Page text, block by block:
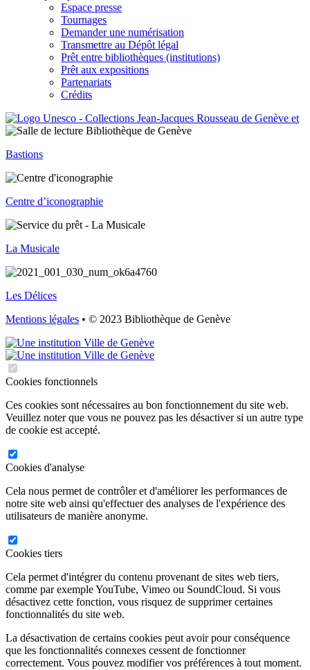
Espace presse
Tournages
Demander une numérisation
Transmettre au Dépôt légal
Prêt entre bibliothèques (institutions)
Prêt aux expositions
Partenariats
Crédits
Bastions
Centre d’iconographie
La Musicale
Les Délices
Mentions légales • © 2023 Bibliothèque de Genève
Cookies fonctionnels
Ces cookies sont nécessaires au bon fonctionnement du site web.
Veuillez noter que vous ne pouvez pas les désactiver si un autre type
de cookie est accepté.
Cookies d'analyse
Cela nous permet de contrôler et d'améliorer les performances de
notre site web ainsi qu'effectuer des analyses de l'expérience des
utilisateurs de manière anonyme.
Cookies tiers
Cela permet d'intégrer du contenu provenant de sites web tiers,
comme par exemple YouTube, Vimeo ou SoundCloud. Si vous
désactivez cette fonction, vous risquez de supprimer certaines
fonctionnalités du site web.
La désactivation de certains cookies peut avoir pour conséquence
que les fonctionnalités connexes cessent de fonctionner
correctement. Vous pouvez modifier vos préférences à tout moment.